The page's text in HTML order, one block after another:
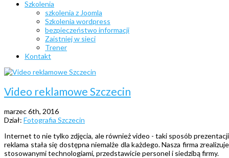
Szkolenia
szkolenia z Joomla
Szkolenia wordpress
bezpieczeństwo informacji
Zaistniej w sieci
Trener
Kontakt
Video reklamowe Szczecin
marzec 6th, 2016
Dział: Fotografia Szczecin
Internet to nie tylko zdjęcia, ale również video - taki sposób
reklama stała się dostępna niemalże dla każdego. Nasza firma
stosowanymi technologiami, przedstawicie personel i siedzibą firmy.